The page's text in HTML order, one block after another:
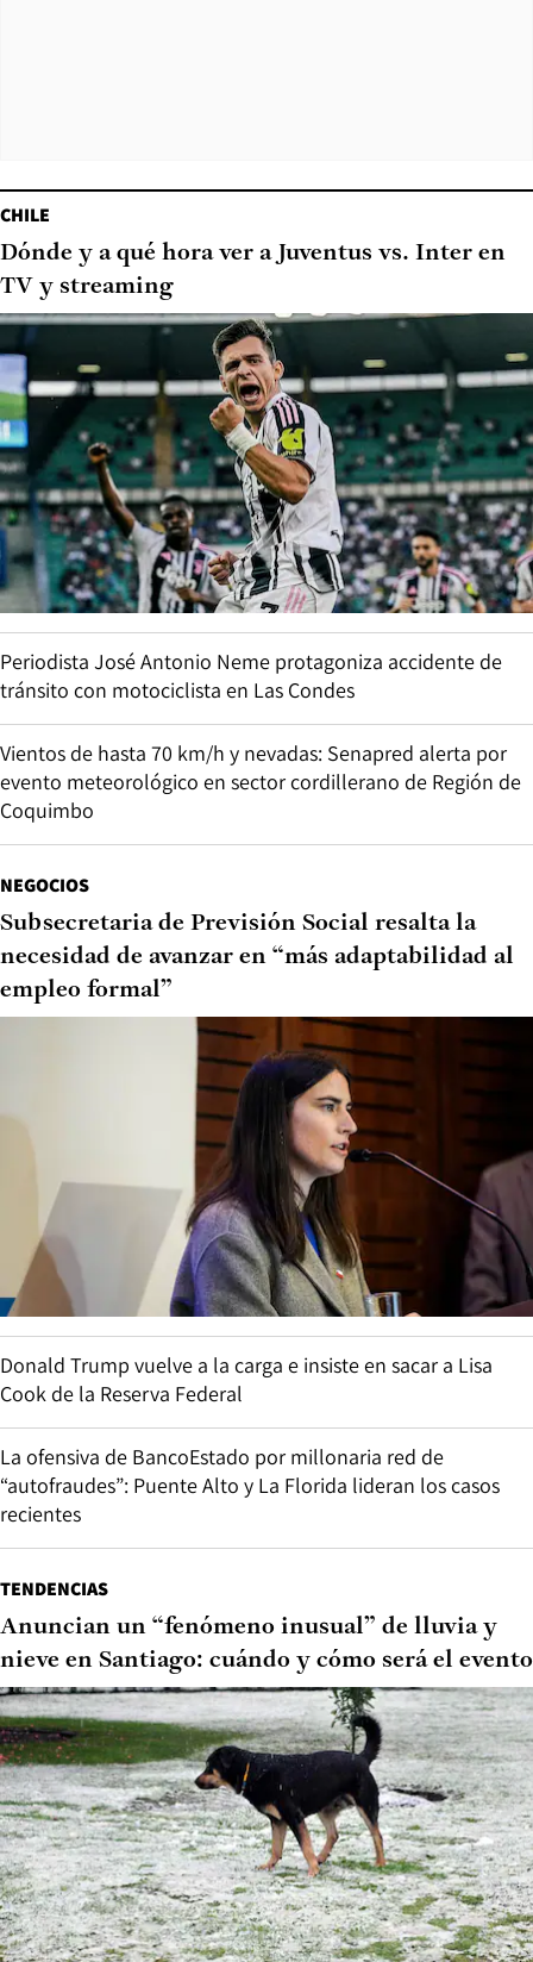
CHILE
Dónde y a qué hora ver a Juventus vs. Inter en
TV y streaming
Periodista José Antonio Neme protagoniza accidente de
tránsito con motociclista en Las Condes
Vientos de hasta 70 km/h y nevadas: Senapred alerta por
evento meteorológico en sector cordillerano de Región de
Coquimbo
NEGOCIOS
Subsecretaria de Previsión Social resalta la
necesidad de avanzar en “más adaptabilidad al
empleo formal”
Donald Trump vuelve a la carga e insiste en sacar a Lisa
Cook de la Reserva Federal
La ofensiva de BancoEstado por millonaria red de
“autofraudes”: Puente Alto y La Florida lideran los casos
recientes
TENDENCIAS
Anuncian un “fenómeno inusual” de lluvia y
nieve en Santiago: cuándo y cómo será el evento